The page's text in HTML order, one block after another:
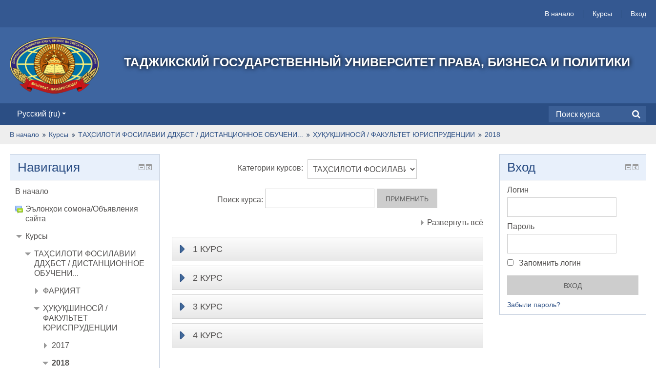
В начало Курсы Вход
ТАДЖИКСКИЙ ГОСУДАРСТВЕННЫЙ УНИВЕРСИТЕТ ПРАВА, БИЗНЕСА И ПОЛИТИКИ
Русский ‎(ru)‎
В начало Курсы ТАҲСИЛОТИ ФОСИЛАВИИ ДДҲБСТ / ДИСТАНЦИОННОЕ ОБУЧЕНИ... ҲУҚУҚШИНОСӢ / ФАКУЛЬТЕТ ЮРИСПРУДЕНЦИИ 2018
Категории курсов:
Поиск курса:
Развернуть всё
1 КУРС
2 КУРС
3 КУРС
4 КУРС
Навигация
В начало
Эълонҳои сомона/Объявления
сайта
Курсы
ТАҲСИЛОТИ ФОСИЛАВИИ
ДДҲБСТ / ДИСТАНЦИОННОЕ
ОБУЧЕНИ...
ФАРҚИЯТ
ҲУҚУҚШИНОСӢ /
ФАКУЛЬТЕТ
ЮРИСПРУДЕНЦИИ
2017
2018
Вход
Логин
Пароль
Запомнить логин
Забыли пароль?